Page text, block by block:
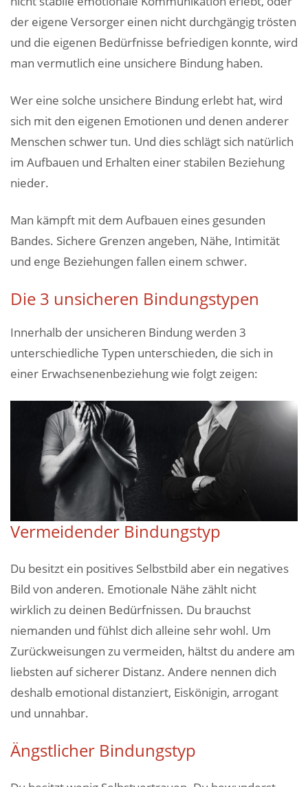
der eigene Versorger einen nicht durchgängig trösten
und die eigenen Bedürfnisse befriedigen konnte, wird
man vermutlich eine unsichere Bindung haben.
Wer eine solche unsichere Bindung erlebt hat, wird
sich mit den eigenen Emotionen und denen anderer
Menschen schwer tun. Und dies schlägt sich natürlich
im Aufbauen und Erhalten einer stabilen Beziehung
nieder.
Man kämpft mit dem Aufbauen eines gesunden
Bandes. Sichere Grenzen angeben, Nähe, Intimität
und enge Beziehungen fallen einem schwer.
Die 3 unsicheren Bindungstypen
Innerhalb der unsicheren Bindung werden 3
unterschiedliche Typen unterschieden, die sich in
einer Erwachsenenbeziehung wie folgt zeigen:
Vermeidender Bindungstyp
Du besitzt ein positives Selbstbild aber ein negatives
Bild von anderen. Emotionale Nähe zählt nicht
wirklich zu deinen Bedürfnissen. Du brauchst
niemanden und fühlst dich alleine sehr wohl. Um
Zurückweisungen zu vermeiden, hältst du andere am
liebsten auf sicherer Distanz. Andere nennen dich
deshalb emotional distanziert, Eiskönigin, arrogant
und unnahbar.
Ängstlicher Bindungstyp